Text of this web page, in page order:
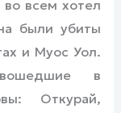
всем хотел
были убиты
и Муос Уол.
в
Откурай,